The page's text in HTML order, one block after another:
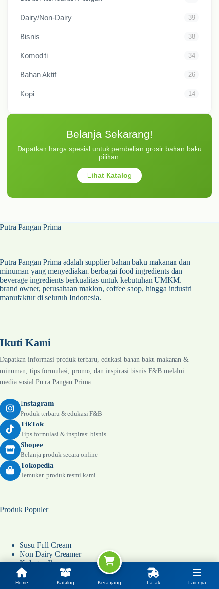
Bahan Tambahan Pangan 60
Dairy/Non-Dairy 39
Bahan Aktif 26
Putra Pangan Prima
minuman yang menyediakan berbagai food ingredients dan
brand owner, perusahaan maklon, coffee shop, hingga industri
manufaktur di seluruh Indonesia.
Ikuti Kami
Dapatkan informasi produk terbaru, edukasi bahan baku makanan &
minuman, tips formulasi, promo, dan inspirasi bisnis F&B melalui
media sosial Putra Pangan Prima.
Instagram
Tips formulasi & inspirasi bisnis
Temukan produk resmi kami
Produk Populer
Home Katalog Keranjang Lacak Lainnya